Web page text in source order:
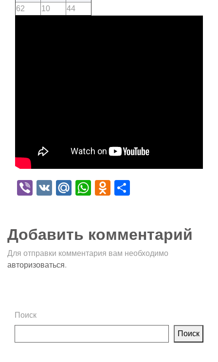
62
10 44
Viber
VK Mail.Ru
WhatsApp
Odnoklassniki
Добавить комментарий
Для отправки комментария вам необходимо
авторизоваться.
Поиск
Поиск